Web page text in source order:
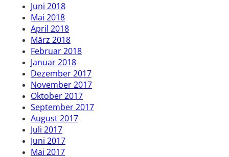
Juni 2018
Mai 2018
April 2018
März 2018
Februar 2018
Januar 2018
Dezember 2017
November 2017
Oktober 2017
September 2017
August 2017
Juli 2017
Juni 2017
Mai 2017